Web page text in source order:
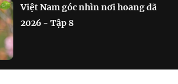
Việt Nam góc nhìn nơi hoang dã
2026 - Tập 8